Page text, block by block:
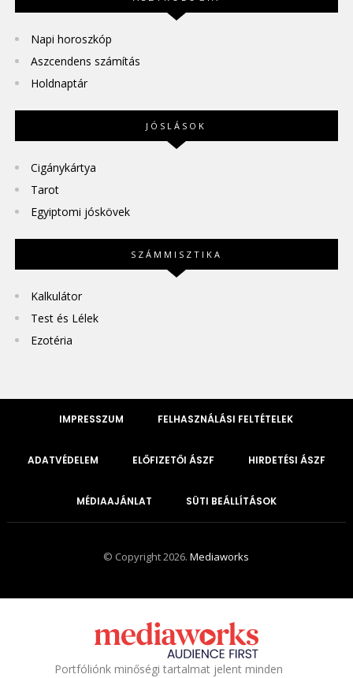
Napi horoszkóp
Aszcendens számítás
Holdnaptár
JÓSLÁSOK
Cigánykártya
Tarot
Egyiptomi jóskövek
SZÁMMISZTIKA
Kalkulátor
Test és Lélek
Ezotéria
IMPRESSZUM FELHASZNÁLÁSI FELTÉTELEK
ADATVÉDELEM ELŐFIZETŐI ÁSZF HIRDETÉSI ÁSZF
MÉDIAAJÁNLAT SÜTI BEÁLLÍTÁSOK
© Copyright 2026.Mediaworks
Portfóliónk minőségi tartalmat jelent minden